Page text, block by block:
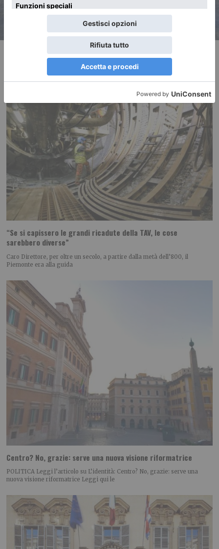
RECENTI:
“Se si capissero le grandi ricadute della TAV, le cose
sarebbero diverse”
Caro Direttore, per oltre un secolo, a partire dalla metà dell’800, il
Piemonte era alla guida
Centro? No, grazie: serve una nuova visione riformatrice
POLITICA Leggi l’articolo su L’identità: Centro? No, grazie: serve una
nuova visione riformatrice Leggi qui le